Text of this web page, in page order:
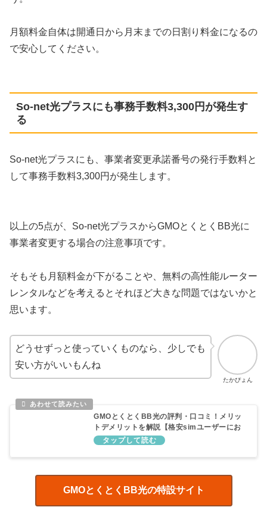
月額料金自体は開通日から月末までの日割り料金になるの
で安心してください。
So-net光プラスにも事務手数料3,300円が発生す
る
So-net光プラスにも、事業者変更承諾番号の発行手数料と
して事務手数料3,300円が発生します。
以上の5点が、So-net光プラスからGMOとくとくBB光に
事業者変更する場合の注意事項です。
そもそも月額料金が下がることや、無料の高性能ルーター
レンタルなどを考えるとそれほど大きな問題ではないかと
思います。
たかぴょん
どうせずっと使っていくものなら、少しでも
安い方がいいもんね
GMOとくとくBB光の評判・口コミ！メリッ
トデメリットを解説【格安simユーザーにお
すすめ】
GMOとくとくBB光の特設サイト